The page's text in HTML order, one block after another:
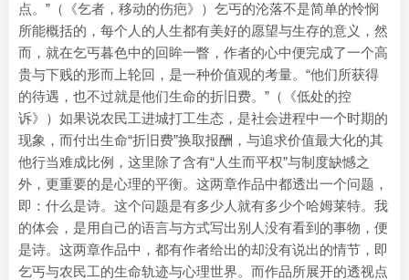
点。”（《乞者，移动的伤疤》）乞丐的沦落不是简单的怜悯
所能概括的，每个人的人生都有美好的愿望与生存的意义，然
而，就在乞丐暮色中的回眸一瞥，作者的心中便完成了一个高
贵与下贱的形而上轮回，是一种价值观的考量。“他们所获得
的待遇，也不过就是他们生命的折旧费。”（《低处的控
诉》）如果说农民工进城打工生态，是社会进程中一个时期的
现象，而付出生命“折旧费”换取报酬，与追求价值最大化的其
他行当难成比例，这里除了含有“人生而平权”与制度缺憾之
外，更重要的是心理的平衡。这两章作品中都透出一个问题，
即：什么是诗。这个问题是有多少人就有多少个哈姆莱特。我
的体会，是用自己的语言与方式写出别人没有看到的事物，便
是诗。这两章作品中，都有作者给出的却没有说出的情节，即
乞丐与农民工的生命轨迹与心理世界。而作品所展开的透视点